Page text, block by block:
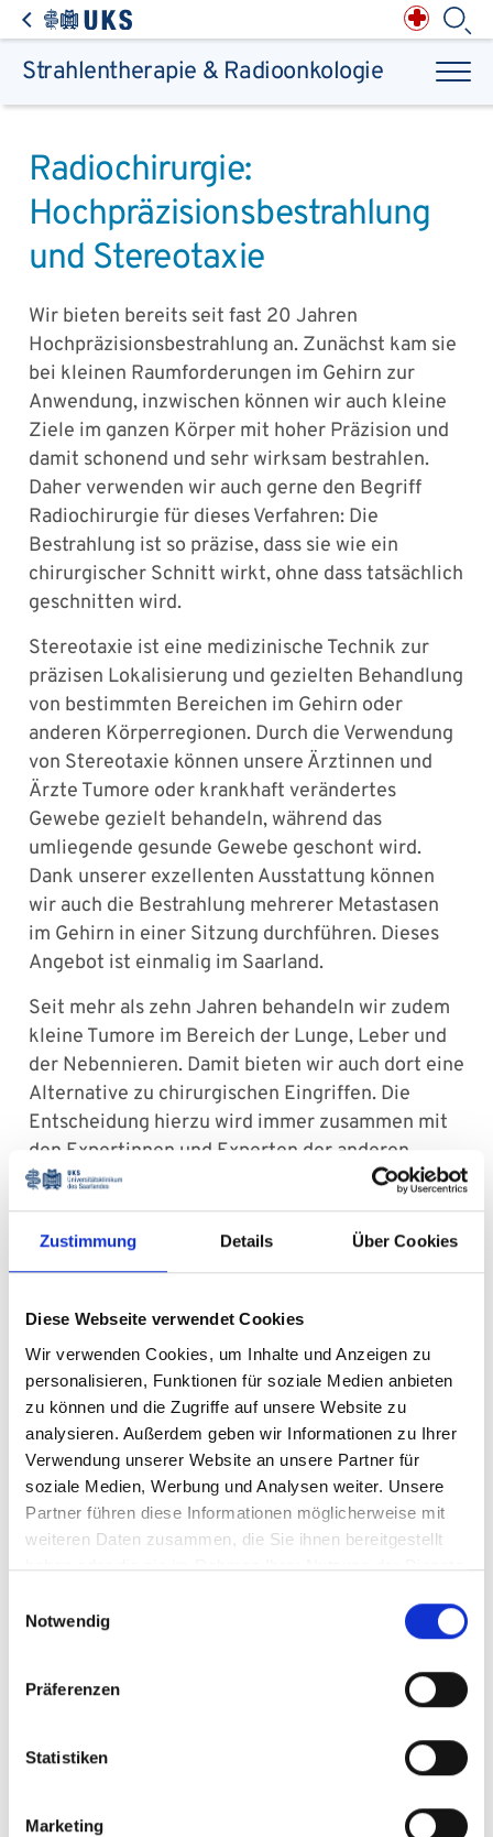
Zustimmung Details Über Cookies
Diese Webseite verwendet Cookies
Wir verwenden Cookies, um Inhalte und Anzeigen zu
personalisieren, Funktionen für soziale Medien anbieten
zu können und die Zugriffe auf unsere Website zu
analysieren. Außerdem geben wir Informationen zu Ihrer
Verwendung unserer Website an unsere Partner für
soziale Medien, Werbung und Analysen weiter. Unsere
Partner führen diese Informationen möglicherweise mit
weiteren Daten zusammen, die Sie ihnen bereitgestellt
haben oder die sie im Rahmen Ihrer Nutzung der Dienste
Notwendig
Präferenzen
Statistiken
Marketing
Direkt zum Inhalt springen
Strahlentherapie & Radioonkologie
Suchbegriff
Kliniken & medizinische Einrichtungen
Frauenheilkunde &
Geburtsmedizin
Pathologie &
Rechtsmedizin
Einrichtungen
Transplantationen
Radiochirurgie:
Hochpräzisionsbestrahlung
und Stereotaxie
Wir bieten bereits seit fast 20 Jahren
Hochpräzisionsbestrahlung an. Zunächst kam sie
bei kleinen Raumforderungen im Gehirn zur
Anwendung, inzwischen können wir auch kleine
Ziele im ganzen Körper mit hoher Präzision und
damit schonend und sehr wirksam bestrahlen.
Daher verwenden wir auch gerne den Begriff
Radiochirurgie für dieses Verfahren: Die
Bestrahlung ist so präzise, dass sie wie ein
chirurgischer Schnitt wirkt, ohne dass tatsächlich
geschnitten wird.
Stereotaxie ist eine medizinische Technik zur
präzisen Lokalisierung und gezielten Behandlung
von bestimmten Bereichen im Gehirn oder
anderen Körperregionen. Durch die Verwendung
von Stereotaxie können unsere Ärztinnen und
Ärzte Tumore oder krankhaft verändertes
Gewebe gezielt behandeln, während das
umliegende gesunde Gewebe geschont wird.
Dank unserer exzellenten Ausstattung können
wir auch die Bestrahlung mehrerer Metastasen
im Gehirn in einer Sitzung durchführen. Dieses
Angebot ist einmalig im Saarland.
Seit mehr als zehn Jahren behandeln wir zudem
kleine Tumore im Bereich der Lunge, Leber und
der Nebennieren. Damit bieten wir auch dort eine
Alternative zu chirurgischen Eingriffen. Die
Entscheidung hierzu wird immer zusammen mit
den Expertinnen und Experten der anderen
Fachabteilungen am
in interdisziplinären
Tumorkonferenzen getroffen.
In den letzten Jahren haben wir unsere
ausgelegt. Sowohl unserCTals auch die
auf die Erfassung und das Management von
Zielen in Bewegung abgestimmt. So können wir
beispielsweise die Therapie während der
Durchführung überwachen und kleinste
Abweichungen korrigieren.